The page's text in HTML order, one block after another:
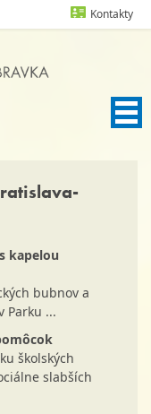
Kontakty
kapelou
bubnov a
Parku ...
školských
slabších